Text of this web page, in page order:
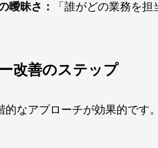
曖昧さ： 「誰がどの業務を
改善のステップ
的なアプローチが効果的です